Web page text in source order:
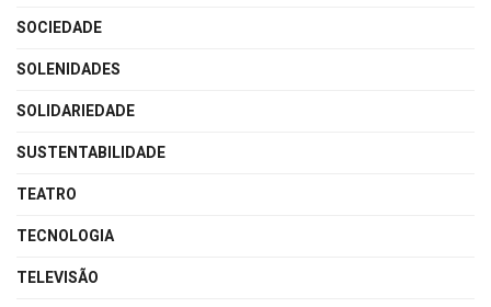
SOCIEDADE
SOLENIDADES
SOLIDARIEDADE
SUSTENTABILIDADE
TEATRO
TECNOLOGIA
TELEVISÃO